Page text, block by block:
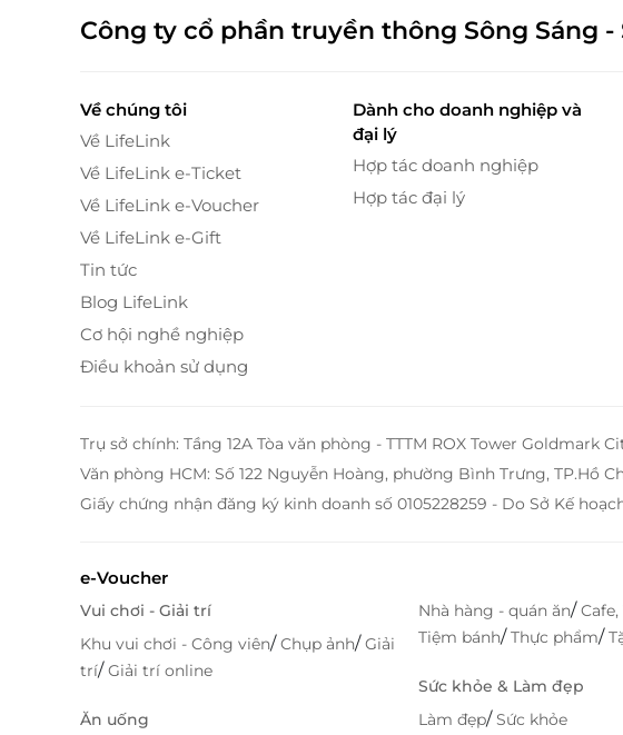
Combo Play All - Hành trình vui chơi bất tận cho bé
Combo Vui chơi Play All dành cho trẻ em hội tụ các trải
Zipline - Cảm giác “bay” giữa những miền xanh thiên
Airslide - Sắc màu cầu vồng không thể bỏ lỡ.
F1 Kart Club - Thử thách tốc độ lần đầu tiên có tại Tây
Playtopia - Không gian thoả mãn đam mê cho bé.
Bản làng Thái - Trải nghiệm văn hoá truyền thống đầy
Công ty cổ phần truyền thông Sông Sáng -
Về chúng tôi
Về LifeLink
Về LifeLink e-Ticket
Về LifeLink e-Voucher
Về LifeLink e-Gift
Tin tức
Blog LifeLink
Cơ hội nghề nghiệp
Điều khoản sử dụng
Dành cho doanh nghiệp và
đại lý
Hợp tác doanh nghiệp
Hợp tác đại lý
Trụ sở chính: Tầng 12A Tòa văn phòng - TTTM ROX Tower Goldmark
Văn phòng HCM: Số 122 Nguyễn Hoàng, phường Bình Trưng, TP.Hồ
Giấy chứng nhận đăng ký kinh doanh số 0105228259 - Do Sở Kế
e-Voucher
Vui chơi - Giải trí
Khu vui chơi - Công viên/Chụp ảnh/Giải
trí/Giải trí online
Ăn uống
Nhà hàng - quán ăn/Cafe,
Tiệm bánh/Thực phẩm/
Sức khỏe & Làm đẹp
Làm đẹp/Sức khỏe